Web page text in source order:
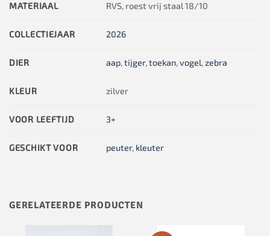
MATERIAAL RVS, roest vrij staal 18/10
COLLECTIEJAAR 2026
DIER aap,tijger,toekan,vogel,zebra
KLEUR zilver
VOOR LEEFTIJD 3+
GESCHIKT VOOR peuter, kleuter
GERELATEERDE PRODUCTEN